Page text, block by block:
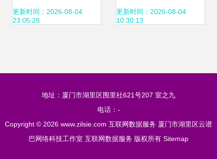
更新时间：2026-08-04
23:05:28
挖掘数字化价值
更新时间：2026-08-04
10:30:13
地址：厦门市湖里区围里社621号207 室之九
电话：-
Copyright © 2026 www.zilsie.com 互联网数据服务 厦门市湖里区云谱
巴网络科技工作室 互联网数据服务 版权所有 Sitemap